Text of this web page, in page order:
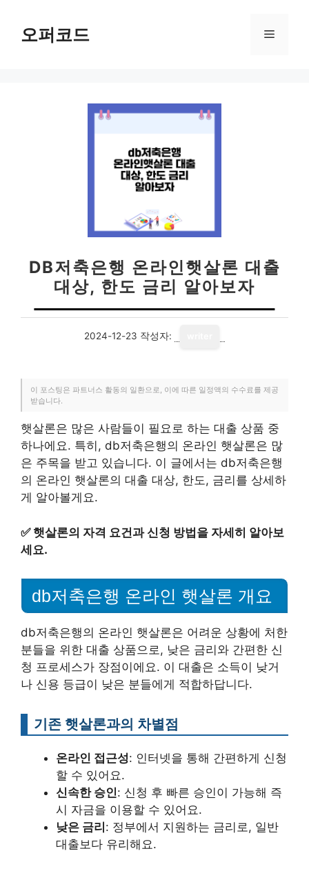
오퍼코드 메
DB저축은행 온라인햇살론 대출
대상, 한도 금리 알아보자
2024-12-23 작성자:
이 포스팅은 파트너스 활동의 일환으로, 이에 따른 일정액의 수수료를 제공
받습니다.
햇살론은 많은 사람들이 필요로 하는 대출 상품 중
하나에요. 특히, db저축은행의 온라인 햇살론은 많
은 주목을 받고 있습니다. 이 글에서는 db저축은행
의 온라인 햇살론의 대출 대상, 한도, 금리를 상세하
게 알아볼게요.
✅ 햇살론의 자격 요건과 신청 방법을 자세히 알아보
세요.
db저축은행 온라인 햇살론 개요
db저축은행의 온라인 햇살론은 어려운 상황에 처한
분들을 위한 대출 상품으로, 낮은 금리와 간편한 신
청 프로세스가 장점이에요. 이 대출은 소득이 낮거
나 신용 등급이 낮은 분들에게 적합하답니다.
기존 햇살론과의 차별점
온라인 접근성: 인터넷을 통해 간편하게 신청
할 수 있어요.
신속한 승인: 신청 후 빠른 승인이 가능해 즉
시 자금을 이용할 수 있어요.
낮은 금리 : 정부에서 지원하는 금리로, 일반
대출보다 유리해요.